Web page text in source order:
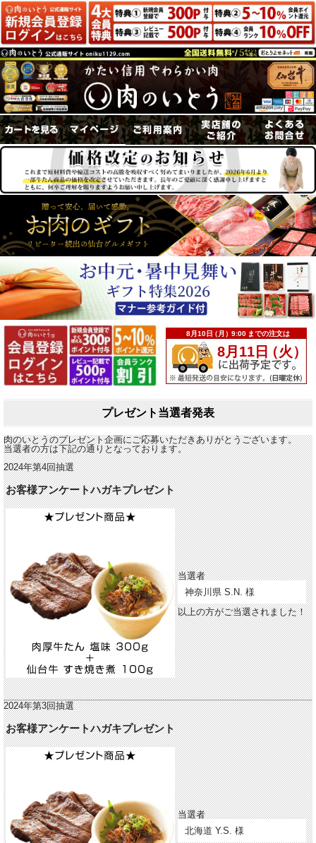
プレゼント当選者発表
肉のいとうのプレゼント企画にご応募いただきありがとうございます。
当選者の方は下記の通りとなっております。
2024年第4回抽選
お客様アンケートハガキプレゼント
当選者
神奈川県 S.N. 様
以上の方がご当選されました！
2024年第3回抽選
お客様アンケートハガキプレゼント
当選者
北海道 Y.S. 様